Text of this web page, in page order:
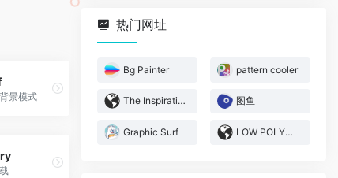
景模式
热门网址
Bg Painter pattern cooler
The Inspiration Gallery 图鱼
Graphic Surf LOW POLYGON ART